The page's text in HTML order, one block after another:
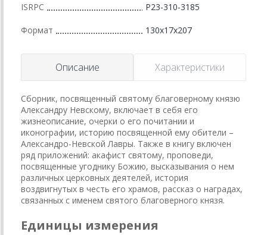
ISRPC Р23-310-3185
Формат 130x17x207
Описание Характеристики
Сборник, посвященный святому благоверному князю
Александру Невскому, включает в себя его
жизнеописание, очерки о его почитании и
иконографии, историю посвященной ему обители –
Александро-Невской Лавры. Также в книгу включен
ряд приложений: акафист святому, проповеди,
посвященные угоднику Божию, высказывания о нем
различных церковных деятелей, история
воздвигнутых в честь его храмов, рассказ о наградах,
связанных с именем святого благоверного князя.
Единицы измерения